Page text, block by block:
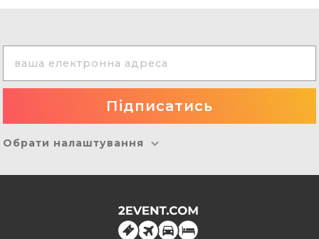
Обрати налаштування